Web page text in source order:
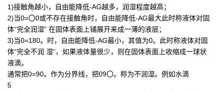
1)接触角越小，自由能降低-AG越多，润湿程度越高；
2)当0=〇0或不存在接触角时，自由能降低-AG最大此时称液体对固
体“完全润湿” 在固体表面上铺展开来成一薄的液层；
3)当0=180。时，自由能降低-AG最小，其值为0。此时称液体对固
体“完全不润 湿”，如果液体量很少，则在固体表面上收缩成一球状
液滴。
通常把0=90。作为分界线，把09〇。称为不润湿。例如水滴
5